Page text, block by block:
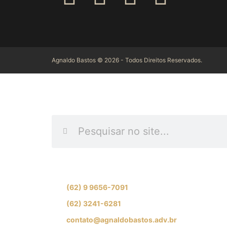
Agnaldo Bastos © 2026 - Todos Direitos Reservados.
(62) 9 9656-7091
(62) 3241-6281
contato@agnaldobastos.adv.br